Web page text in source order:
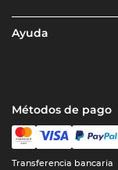
Ayuda
Métodos de pago
Transferencia bancaria